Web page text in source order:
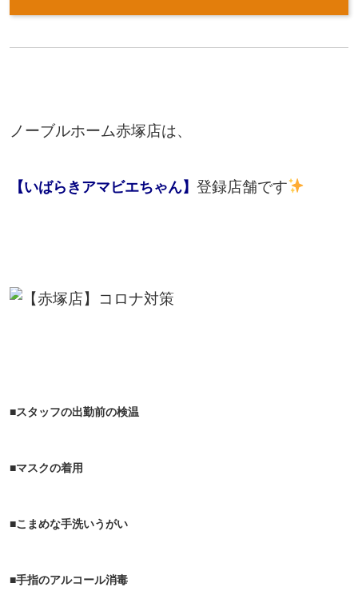
ノーブルホーム赤塚店は、
【いばらきアマビエちゃん】 登録店舗です
■スタッフの出勤前の検温
■マスクの着用
■こまめな手洗いうがい
■手指のアルコール消毒